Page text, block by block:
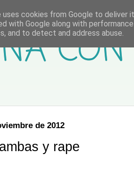
de 2012
y rape
uses cookies from Google to deliver
with Google along with
and to detect and address abuse.